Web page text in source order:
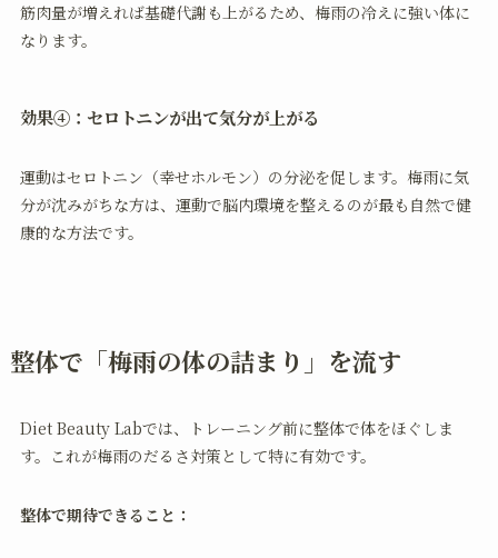
筋肉量が増えれば基礎代謝も上がるため、梅雨の冷えに強い体に
なります。
効果④：セロトニンが出て気分が上がる
運動はセロトニン（幸せホルモン）の分泌を促します。梅雨に気
分が沈みがちな方は、運動で脳内環境を整えるのが最も自然で健
康的な方法です。
整体で「梅雨の体の詰まり」を流す
Diet Beauty Labでは、トレーニング前に整体で体をほぐしま
す。これが梅雨のだるさ対策として特に有効です。
整体で期待できること：